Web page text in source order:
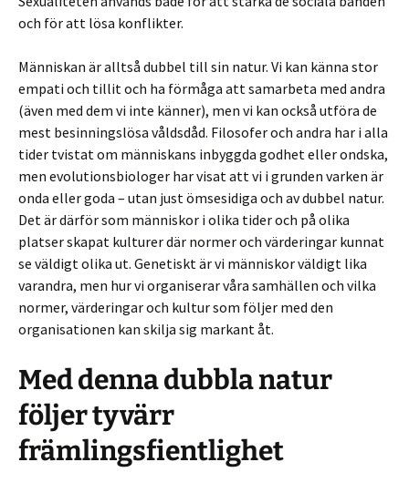
och för att lösa konflikter.
Människan är alltså dubbel till sin natur. Vi kan känna stor
empati och tillit och ha förmåga att samarbeta med andra
(även med dem vi inte känner), men vi kan också utföra de
mest besinningslösa våldsdåd. Filosofer och andra har i alla
tider tvistat om människans inbyggda godhet eller ondska,
men evolutionsbiologer har visat att vi i grunden varken är
onda eller goda – utan just ömsesidiga och av dubbel natur.
Det är därför som människor i olika tider och på olika
platser skapat kulturer där normer och värderingar kunnat
se väldigt olika ut. Genetiskt är vi människor väldigt lika
varandra, men hur vi organiserar våra samhällen och vilka
normer, värderingar och kultur som följer med den
organisationen kan skilja sig markant åt.
Med denna dubbla natur
följer tyvärr
främlingsfientlighet